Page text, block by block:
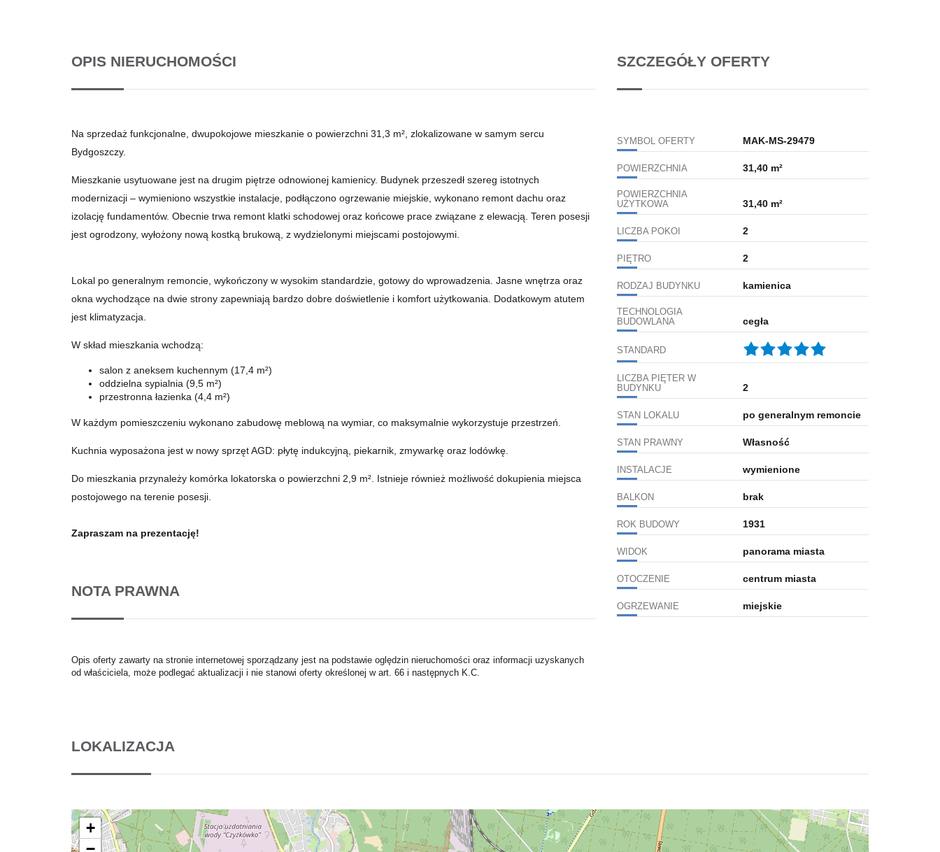
OPIS NIERUCHOMOŚCI
Na sprzedaż funkcjonalne, dwupokojowe mieszkanie o powierzchni 31,3 m², zlokalizowane w samym sercu
Bydgoszczy.
Mieszkanie usytuowane jest na drugim piętrze odnowionej kamienicy. Budynek przeszedł szereg istotnych
modernizacji – wymieniono wszystkie instalacje, podłączono ogrzewanie miejskie, wykonano remont dachu oraz
izolację fundamentów. Obecnie trwa remont klatki schodowej oraz końcowe prace związane z elewacją. Teren posesji
jest ogrodzony, wyłożony nową kostką brukową, z wydzielonymi miejscami postojowymi.
Lokal po generalnym remoncie, wykończony w wysokim standardzie, gotowy do wprowadzenia. Jasne wnętrza oraz
okna wychodzące na dwie strony zapewniają bardzo dobre doświetlenie i komfort użytkowania. Dodatkowym atutem
jest klimatyzacja.
W skład mieszkania wchodzą:
salon z aneksem kuchennym (17,4 m²)
oddzielna sypialnia (9,5 m²)
przestronna łazienka (4,4 m²)
W każdym pomieszczeniu wykonano zabudowę meblową na wymiar, co maksymalnie wykorzystuje przestrzeń.
Kuchnia wyposażona jest w nowy sprzęt AGD: płytę indukcyjną, piekarnik, zmywarkę oraz lodówkę.
Do mieszkania przynależy komórka lokatorska o powierzchni 2,9 m². Istnieje również możliwość dokupienia miejsca
postojowego na terenie posesji.
Zapraszam na prezentację!
NOTA PRAWNA
Opis oferty zawarty na stronie internetowej sporządzany jest na podstawie oględzin nieruchomości oraz informacji uzyskanych
od właściciela, może podlegać aktualizacji i nie stanowi oferty określonej w art. 66 i następnych K.C.
SZCZEGÓŁY OFERTY
SYMBOL OFERTY MAK-MS-29479
POWIERZCHNIA 31,40 m²
POWIERZCHNIA
UŻYTKOWA
31,40 m²
LICZBA POKOI 2
PIĘTRO 2
RODZAJ BUDYNKU kamienica
TECHNOLOGIA
BUDOWLANA
cegła
STANDARD
LICZBA PIĘTER W
BUDYNKU
2
STAN LOKALU po generalnym remoncie
STAN PRAWNY Własność
INSTALACJE wymienione
BALKON brak
ROK BUDOWY 1931
WIDOK panorama miasta
OTOCZENIE centrum miasta
OGRZEWANIE miejskie
LOKALIZACJA
+